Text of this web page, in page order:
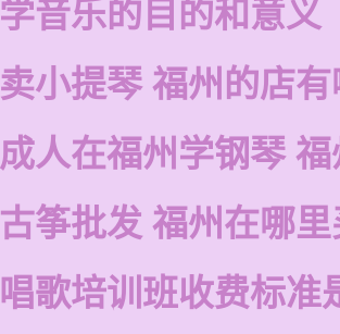
学音乐的目的和意义
卖小提琴 福州的店
成人在福州学钢琴
古筝批发 福州在哪
唱歌培训班收费标准